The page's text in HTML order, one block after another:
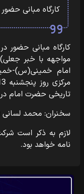
کارگاه مبانی
کارگاه مبانی
مواجهه با خبر
امام خمینی(س)-
تاریخی حضرت امام
سخنران: محمد لسانی
لازم به ذکر است
نامه خواهد بود.